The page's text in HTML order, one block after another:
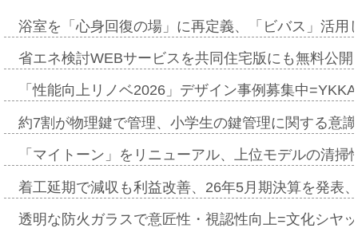
浴室を「心身回復の場」に再定義、「ビバス」活
省エネ検討WEBサービスを共同住宅版にも無料公
「性能向上リノベ2026」デザイン事例募集中
約7割が物理鍵で管理、小学生の鍵管理に関する意
「マイトーン」をリニューアル、上位モデルの清
着工延期で減収も利益改善、26年5月期決算を発表
透明な防火ガラスで意匠性・視認性向上=文化シヤ